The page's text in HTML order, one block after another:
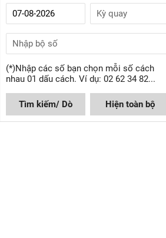
(*)Nhập các số bạn chọn mỗi số cách
nhau 01 dấu cách. Ví dụ: 02 62 34 82...
Tìm kiếm/ Dò Hiện toàn bộ